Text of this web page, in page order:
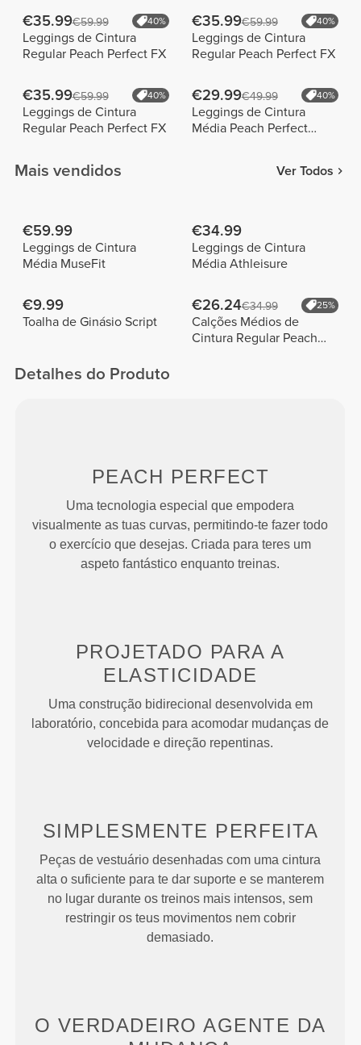
€35.99€59.99 40%
Leggings de Cintura
Regular Peach Perfect FX
€35.99€59.99 40%
Leggings de Cintura
Regular Peach Perfect FX
€35.99€59.99 40%
Leggings de Cintura
Regular Peach Perfect FX
€29.99€49.99 40%
Leggings de Cintura
Média Peach Perfect
Mais vendidos Ver Todos
€59.99
Leggings de Cintura
Média MuseFit
€34.99
Leggings de Cintura
Média Athleisure
€9.99
Toalha de Ginásio Script
€26.24€34.99 25%
Calções Médios de
Cintura Regular Peach
Detalhes do Produto
PEACH PERFECT
Uma tecnologia especial que empodera
visualmente as tuas curvas, permitindo-te fazer todo
o exercício que desejas. Criada para teres um
aspeto fantástico enquanto treinas.
PROJETADO PARA A
ELASTICIDADE
Uma construção bidirecional desenvolvida em
laboratório, concebida para acomodar mudanças de
velocidade e direção repentinas.
SIMPLESMENTE PERFEITA
Peças de vestuário desenhadas com uma cintura
alta o suficiente para te dar suporte e se manterem
no lugar durante os treinos mais intensos, sem
restringir os teus movimentos nem cobrir
demasiado.
O VERDADEIROAGENTE DA